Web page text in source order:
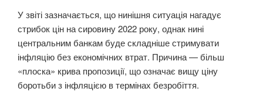
У звіті зазначається, що нинішня ситуація нагадує
стрибок цін на сировину 2022 року, однак нині
центральним банкам буде складніше стримувати
інфляцію без економічних втрат. Причина — більш
«плоска» крива пропозиції, що означає вищу ціну
боротьби з інфляцією в термінах безробіття.